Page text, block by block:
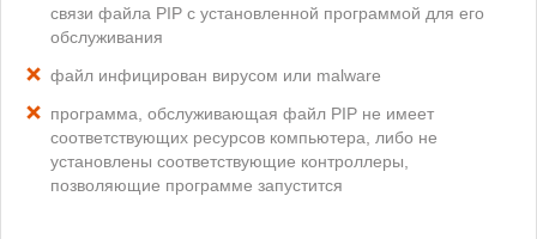
связи файла PIP с установленной программой для его
обслуживания
файл инфицирован вирусом или malware
программа, обслуживающая файл PIP не имеет
соответствующих ресурсов компьютера, либо не
установлены соответствующие контроллеры,
позволяющие программе запустится